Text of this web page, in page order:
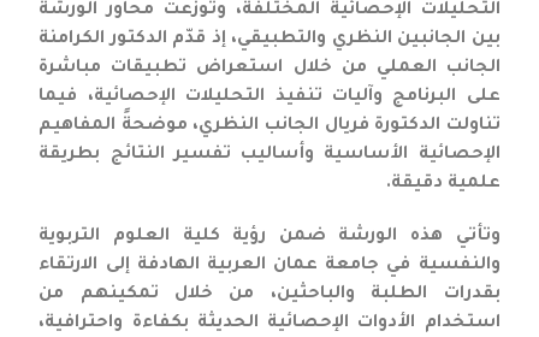
التحليلات الإحصائية المختلفة، وتوزعت محاور الورشة
بين الجانبين النظري والتطبيقي، إذ قدّم الدكتور الكرامنة
الجانب العملي من خلال استعراض تطبيقات مباشرة
على البرنامج وآليات تنفيذ التحليلات الإحصائية، فيما
تناولت الدكتورة فريال الجانب النظري، موضحةً المفاهيم
الإحصائية الأساسية وأساليب تفسير النتائج بطريقة
علمية دقيقة.
وتأتي هذه الورشة ضمن رؤية كلية العلوم التربوية
والنفسية في جامعة عمان العربية الهادفة إلى الارتقاء
بقدرات الطلبة والباحثين، من خلال تمكينهم من
استخدام الأدوات الإحصائية الحديثة بكفاءة واحترافية،